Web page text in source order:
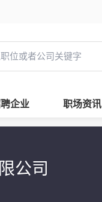
企业 职场资讯
公司